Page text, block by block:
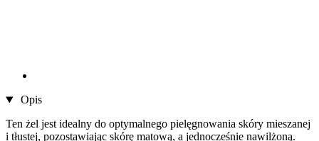
Opis
Ten żel jest idealny do optymalnego pielęgnowania skóry mieszanej
i tłustej, pozostawiając skórę matową, a jednocześnie nawilżoną.